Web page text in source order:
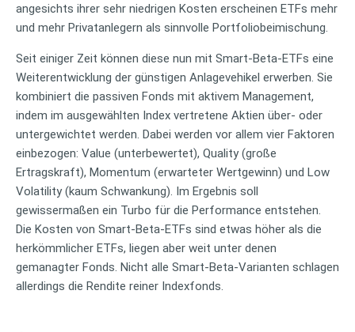
angesichts ihrer sehr niedrigen Kosten erscheinen ETFs mehr
und mehr Privatanlegern als sinnvolle Portfoliobeimischung.
Seit einiger Zeit können diese nun mit Smart-Beta-ETFs eine
Weiterentwicklung der günstigen Anlagevehikel erwerben. Sie
kombiniert die passiven Fonds mit aktivem Management,
indem im ausgewählten Index vertretene Aktien über- oder
untergewichtet werden. Dabei werden vor allem vier Faktoren
einbezogen: Value (unterbewertet), Quality (große
Ertragskraft), Momentum (erwarteter Wertgewinn) und Low
Volatility (kaum Schwankung). Im Ergebnis soll
gewissermaßen ein Turbo für die Performance entstehen.
Die Kosten von Smart-Beta-ETFs sind etwas höher als die
herkömmlicher ETFs, liegen aber weit unter denen
gemanagter Fonds. Nicht alle Smart-Beta-Varianten schlagen
allerdings die Rendite reiner Indexfonds.